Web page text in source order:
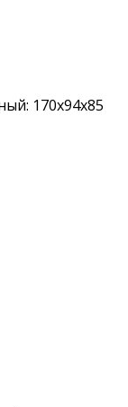
170х94х85